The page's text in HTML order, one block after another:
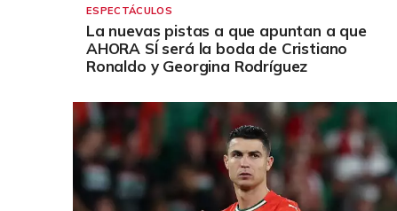
ESPECTÁCULOS
La nuevas pistas a que apuntan a que
AHORA SÍ será la boda de Cristiano
Ronaldo y Georgina Rodríguez